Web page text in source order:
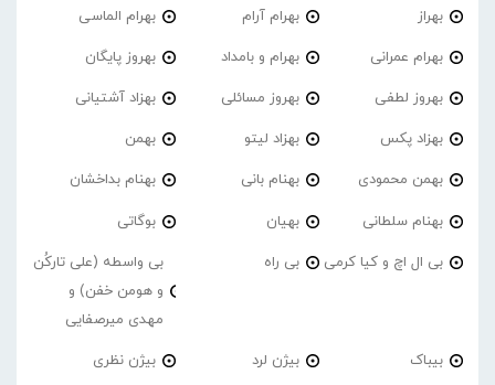
بهراز بهرام آرام بهرام الماسی
بهرام عمرانی بهرام و بامداد بهروز پایگان
بهروز لطفی بهروز مسائلی بهزاد آشتیانی
بهزاد پکس بهزاد لیتو بهمن
بهمن محمودی بهنام بانی بهنام بداخشان
بهنام سلطانی بهیان بوگاتی
بی ال اچ و کیا کرمی بی راه
بی واسطه (علی تارکُن
و هومن خفن) و
مهدی میرصفایی
بیباک بیژن لرد بیژن نظری